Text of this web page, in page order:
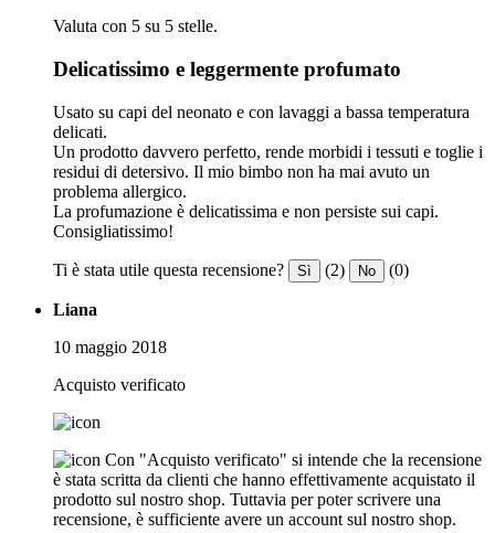
Valuta con 5 su 5 stelle.
Delicatissimo e leggermente profumato
Usato su capi del neonato e con lavaggi a bassa temperatura
delicati.
Un prodotto davvero perfetto, rende morbidi i tessuti e toglie i
residui di detersivo. Il mio bimbo non ha mai avuto un
problema allergico.
La profumazione è delicatissima e non persiste sui capi.
Consigliatissimo!
Ti è stata utile questa recensione? Sì (2) No (0)
Liana
10 maggio 2018
Acquisto verificato
Con "Acquisto verificato" si intende che la recensione
è stata scritta da clienti che hanno effettivamente acquistato il
prodotto sul nostro shop. Tuttavia per poter scrivere una
recensione, è sufficiente avere un account sul nostro shop.